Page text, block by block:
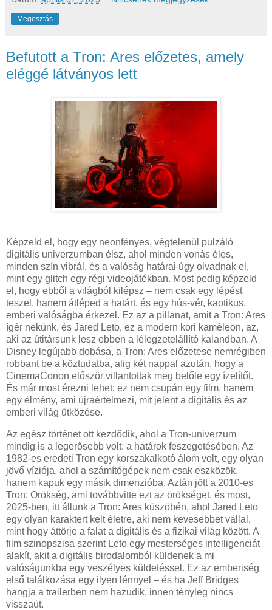
Megosztás
Befutott a Tron: Ares előzetes, amely
eléggé látványos lett
Képzeld el, hogy egy neonfényes, végtelenül pulzáló
digitális univerzumban élsz, ahol minden vonás éles,
minden szín vibrál, és a valóság határai úgy olvadnak el,
mint egy glitch egy régi videojátékban. Most pedig képzeld
el, hogy ebből a világból kilépsz – nem csak egy lépést
teszel, hanem átléped a határt, és egy hús-vér, kaotikus,
emberi valóságba érkezel. Ez az a pillanat, amit a Tron: Ares
ígér nekünk, és Jared Leto, ez a modern kori kaméleon, az,
aki az útitársunk lesz ebben a lélegzetelállító kalandban. A
Disney legújabb dobása, a Tron: Ares előzetese nemrégiben
robbant be a köztudatba, alig két nappal azután, hogy a
CinemaConon először villantottak meg belőle egy ízelítőt.
És már most érezni lehet: ez nem csupán egy film, hanem
egy élmény, ami újraértelmezi, mit jelent a digitális és az
emberi világ ütközése.
Az egész történet ott kezdődik, ahol a Tron-univerzum
mindig is a legerősebb volt: a határok feszegetésében. Az
1982-es eredeti Tron egy korszakalkotó álom volt, egy olyan
jövő víziója, ahol a számítógépek nem csak eszközök,
hanem kapuk egy másik dimenzióba. Aztán jött a 2010-es
Tron: Örökség, ami továbbvitte ezt az örökséget, és most,
2025-ben, itt állunk a Tron: Ares küszöbén, ahol Jared Leto
egy olyan karaktert kelt életre, aki nem kevesebbet vállal,
mint hogy áttörje a falat a digitális és a fizikai világ között. A
film szinopszisa szerint Leto egy mesterséges intelligenciát
alakít, akit a digitális birodalomból küldenek a mi
valóságunkba egy veszélyes küldetéssel. Ez az emberiség
első találkozása egy ilyen lénnyel – és ha Jeff Bridges
hangja a trailerben nem hazudik, innen tényleg nincs
visszaút.